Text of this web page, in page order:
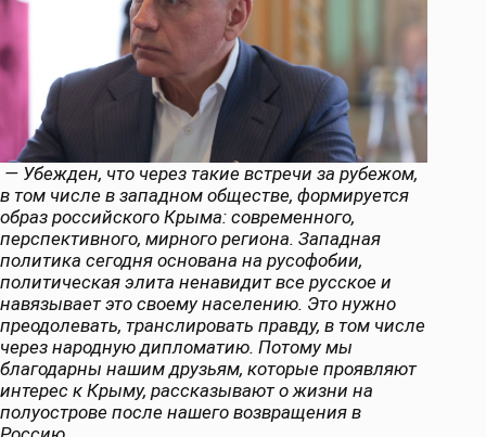
— Убежден, что через такие встречи за рубежом,
в том числе в западном обществе, формируется
образ российского Крыма: современного,
перспективного, мирного региона. Западная
политика сегодня основана на русофобии,
политическая элита ненавидит все русское и
навязывает это своему населению. Это нужно
преодолевать, транслировать правду, в том числе
через народную дипломатию. Потому мы
благодарны нашим друзьям, которые проявляют
интерес к Крыму, рассказывают о жизни на
полуострове после нашего возвращения в